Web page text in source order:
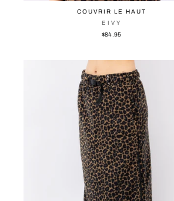
COUVRIR LE HAUT
EIVY
$84.95